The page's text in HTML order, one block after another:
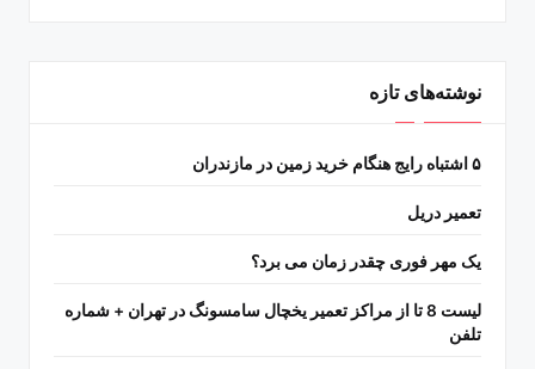
نوشته‌های تازه
۵ اشتباه رایج هنگام خرید زمین در مازندران
تعمیر دریل
یک مهر فوری چقدر زمان می برد؟
لیست 8 تا از مراکز تعمیر یخچال سامسونگ در تهران + شماره
تلفن